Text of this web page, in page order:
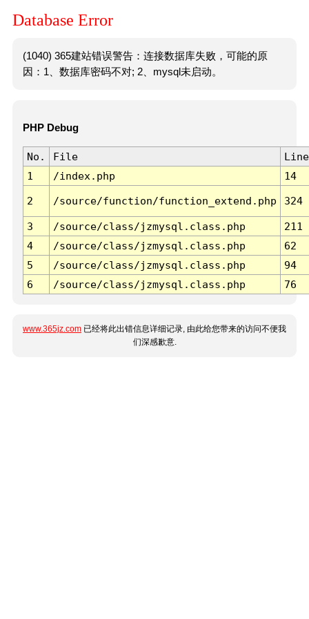
Database Error
(1040) 365建站错误警告：连接数据库失败，可能的原
因：1、数据库密码不对; 2、mysql未启动。
PHP Debug
No. File
Line
1
/index.php 14
2 /source/function/function_extend.php 324
3 /source/class/jzmysql.class.php
211
4
/source/class/jzmysql.class.php
62
5
/source/class/jzmysql.class.php
94
6
/source/class/jzmysql.class.php 76
www.365jz.com 已经将此出错信息详细记录, 由此给您带来的访问不便我
们深感歉意.